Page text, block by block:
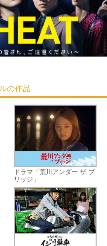
の作品
ドラマ「荒川アンダー ザ ブ
リッジ」